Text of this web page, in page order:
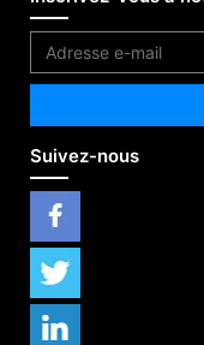
Suivez-nous